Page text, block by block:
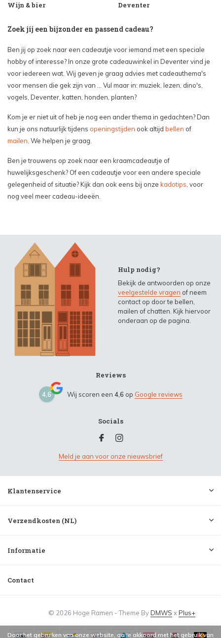
Wijn & bier Deventer
Zoek jij een bijzonder en passend cadeau?
Ben jij op zoek naar een cadeautje voor iemand met een speciale
hobby of interesse? In onze grote cadeauwinkel in Deventer vind je
voor iedereen wat. Wij geven je graag advies met cadeauthema's
voor mensen die gek zijn van ... Vul maar in: muziek, lezen, dino's,
vogels, Deventer, katten, honden, planten?
Kom je er niet uit of heb je nog een ander thema in gedachten? Dan
kun je ons natuurlijk tijdens openingstijden ook altijd bellen of
mailen . We helpen je graag.
Ben je trouwens op zoek naar een kraamcadeautje of
huwelijksgeschenk? Of een cadeautje voor een andere speciale
gelegenheid of situatie? Kijk dan ook eens bij onze kadotips , voor
nog veel meer cadeau-ideeën.
Hulp nodig?
Bekijk de antwoorden op onze
veelgestelde vragen of neem
contact op door te bellen,
mailen of chatten. Kijk hiervoor
onderaan op de pagina.
Reviews
4,6 Wij scoren een 4,6 op Google reviews
Socials
Meld je aan voor onze nieuwsbrief
Klantenservice
Verzendkosten (NL)
Informatie
Contact
© 2026 Hoge Ramen - Theme ByDMWS xPlus+
Door het gebruiken van onze website, ga je akkoord met het gebruik van